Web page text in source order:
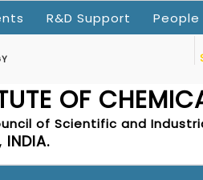
R&D Support People
OF
of Scientific and